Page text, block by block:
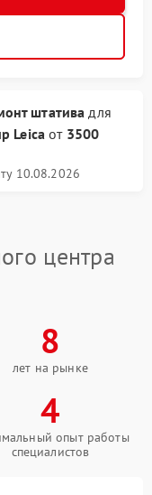
штатива для
Leica от 3500
10.08.2026
центра
8
лет на рынке
4
опыт работы
специалистов